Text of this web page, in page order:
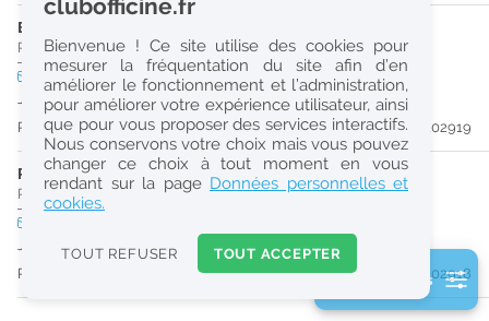
Réinitialiser
2
0
k
Consulter les offres de la France d'outre-mer
ETUDIANT EN PHARMACIE (H/F)
Pharmacie d'Officine|46120 Lacapelle-Marival
CDD temps plein
Jusqu'au 29/08/26
Publiée il y a 21 jour(s)
#202919
PRÉPARATEUR EN PHARMACIE (H/F)
Pharmacie d'Officine 46120 Lacapelle-Marival
Jusqu'au 29/08/26
Publiée il y a 21 jour(s)
#202918
2 filtre(s) actifs
clubofficine.fr
Bienvenue ! Ce site utilise des cookies pour
mesurer la fréquentation du site afin d’en
améliorer le fonctionnement et l’administration,
pour améliorer votre expérience utilisateur, ainsi
que pour vous proposer des services interactifs.
Nous conservons votre choix mais vous pouvez
changer ce choix à tout moment en vous
rendant sur la page Données personnelles et
cookies.
TOUT REFUSER TOUT ACCEPTER